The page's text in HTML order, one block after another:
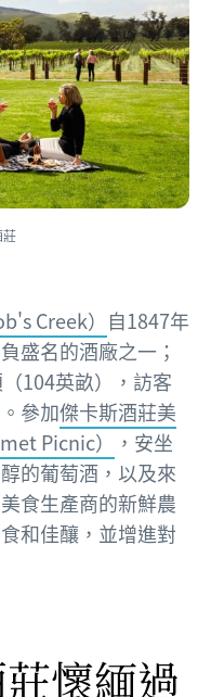
Creek） 自1847年
盛名的酒廠之一；
104英畝），訪客
參加傑卡斯酒莊美
Picnic）
，安坐
的葡萄酒，以及來
食生產商的新鮮農
和佳釀，並增進對
懷緬過